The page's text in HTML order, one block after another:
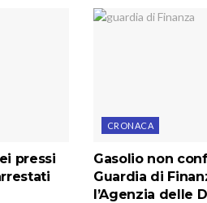
pressi
CRONACA
Gasolio non
Guardia di
l’Agenzia delle